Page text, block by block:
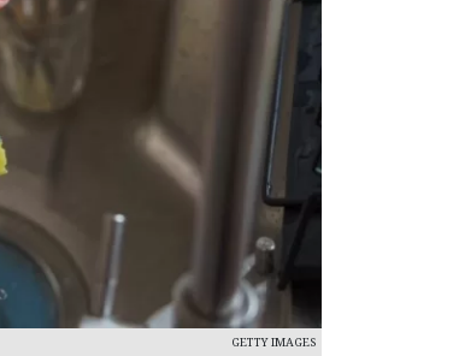
GETTY IMAGES